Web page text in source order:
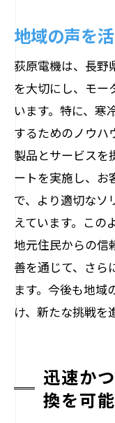
地域の声を
荻原電機は、長野
を大切にし、モー
います。特に、寒
するためのノウハ
製品とサービスを
ートを実施し、お
で、より適切なソ
えています。この
地元住民からの信
善を通じて、さら
ます。今後も地域
け、新たな挑戦を
迅速か
換を可